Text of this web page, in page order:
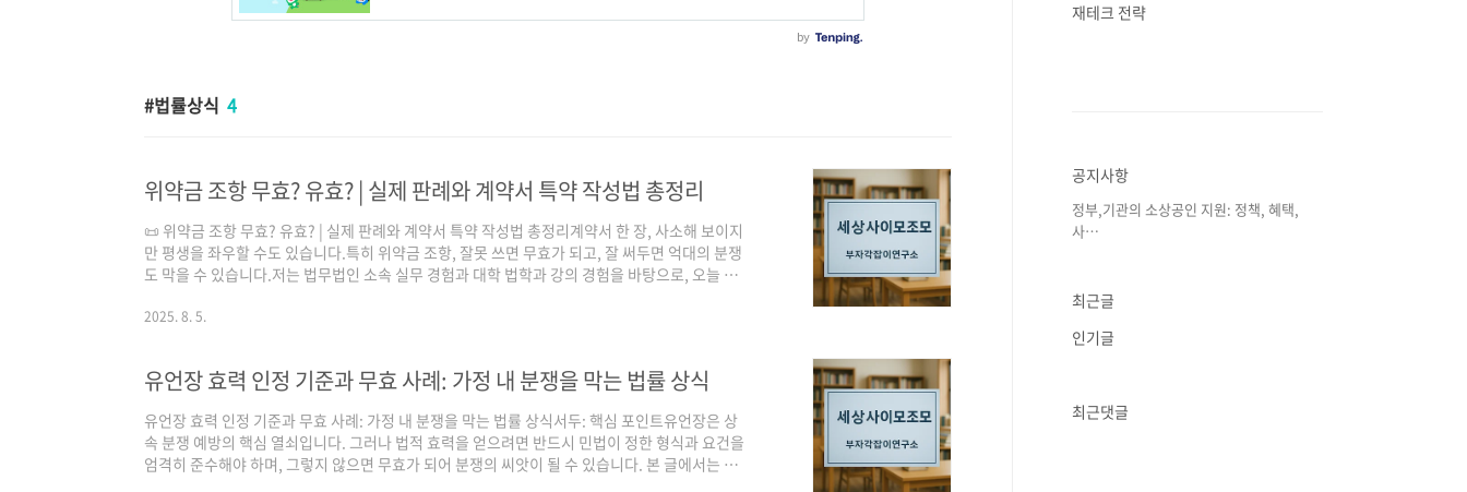
법률상식 4
위약금 조항 무효? 유효? | 실제 판례와 계약서 특약 작성법 총정리
📜 위약금 조항 무효? 유효? | 실제 판례와 계약서 특약 작성법 총정리계약서 한 장, 사소해 보이지
만 평생을 좌우할 수도 있습니다.특히 위약금 조항, 잘못 쓰면 무효가 되고, 잘 써두면 억대의 분쟁
도 막을 수 있습니다.저는 법무법인 소속 실무 경험과 대학 법학과 강의 경험을 바탕으로, 오늘 구
명드리고자 합니다.✔ 계약서 쓸 때 '특약'을 어떻게 써야 하는지도 조목조목 짚어드립니다.✔ 법률
정된 위약금 조항 사례..
2025. 8. 5.
유언장 효력 인정 기준과 무효 사례: 가정 내 분쟁을 막는 법률 상식
유언장 효력 인정 기준과 무효 사례: 가정 내 분쟁을 막는 법률 상식서두: 핵심 포인트유언장은 상
속 분쟁 예방의 핵심 열쇠입니다. 그러나 법적 효력을 얻으려면 반드시 민법이 정한 형식과 요건을
엄격히 준수해야 하며, 그렇지 않으면 무효가 되어 분쟁의 씨앗이 될 수 있습니다. 본 글에서는 유
재테크 전략
공지사항
정부,기관의 소상공인 지원: 정책, 혜택,
사⋯
최근글
인기글
최근댓글